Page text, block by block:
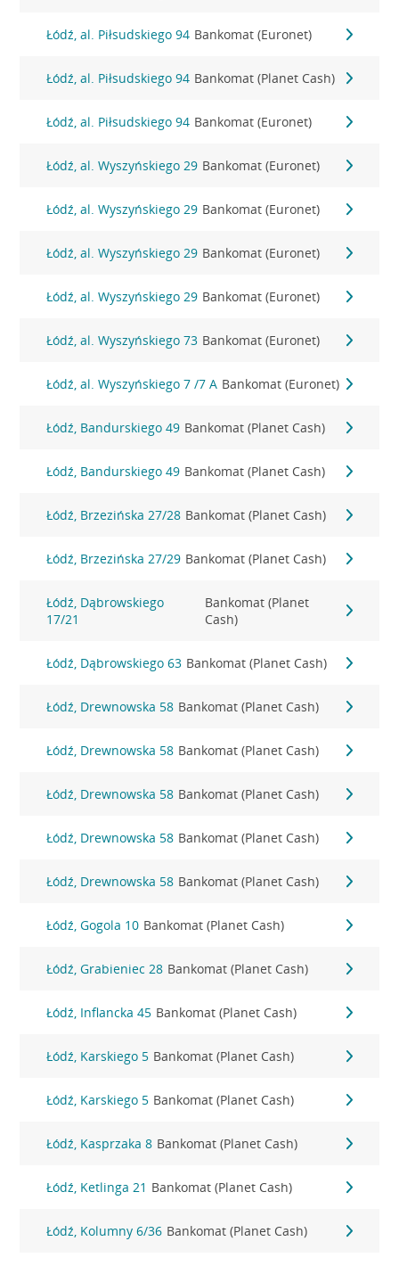
Łódź, al. Piłsudskiego 94 Bankomat (Euronet)
Łódź, al. Piłsudskiego 94 Bankomat (Planet Cash)
Łódź, al. Piłsudskiego 94 Bankomat (Euronet)
Łódź, al. Wyszyńskiego 29 Bankomat (Euronet)
Łódź, al. Wyszyńskiego 29 Bankomat (Euronet)
Łódź, al. Wyszyńskiego 29 Bankomat (Euronet)
Łódź, al. Wyszyńskiego 29 Bankomat (Euronet)
Łódź, al. Wyszyńskiego 73 Bankomat (Euronet)
Łódź, al. Wyszyńskiego 7 /7 A Bankomat (Euronet)
Łódź, Bandurskiego 49 Bankomat (Planet Cash)
Łódź, Bandurskiego 49 Bankomat (Planet Cash)
Łódź, Brzezińska 27/28 Bankomat (Planet Cash)
Łódź, Brzezińska 27/29 Bankomat (Planet Cash)
Łódź, Dąbrowskiego
17/21
Bankomat (Planet
Cash)
Łódź, Dąbrowskiego 63 Bankomat (Planet Cash)
Łódź, Drewnowska 58 Bankomat (Planet Cash)
Łódź, Drewnowska 58 Bankomat (Planet Cash)
Łódź, Drewnowska 58 Bankomat (Planet Cash)
Łódź, Drewnowska 58 Bankomat (Planet Cash)
Łódź, Drewnowska 58 Bankomat (Planet Cash)
Łódź, Gogola 10 Bankomat (Planet Cash)
Łódź, Grabieniec 28 Bankomat (Planet Cash)
Łódź, Inflancka 45 Bankomat (Planet Cash)
Łódź, Karskiego 5 Bankomat (Planet Cash)
Łódź, Karskiego 5 Bankomat (Planet Cash)
Łódź, Kasprzaka 8 Bankomat (Planet Cash)
Łódź, Ketlinga 21 Bankomat (Planet Cash)
Łódź, Kolumny 6/36 Bankomat (Planet Cash)